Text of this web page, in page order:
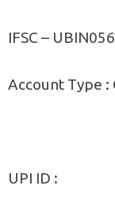
IFSC –
Account Type
UPI ID :